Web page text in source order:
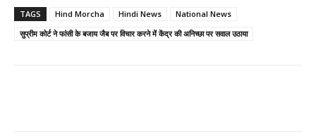
TAGS Hind Morcha Hindi News
National News
सुप्रीम कोर्ट ने फांसी के बजाय जैब पर विचार करने में केंद्र की अनिच्छा पर सवाल उठाया